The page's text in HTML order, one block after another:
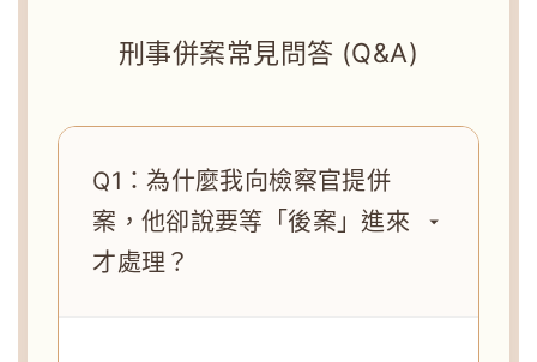
刑事併案常見問答 (Q&A)
Q1：為什麼我向檢察官提併
案，他卻說要等「後案」進來
才處理？